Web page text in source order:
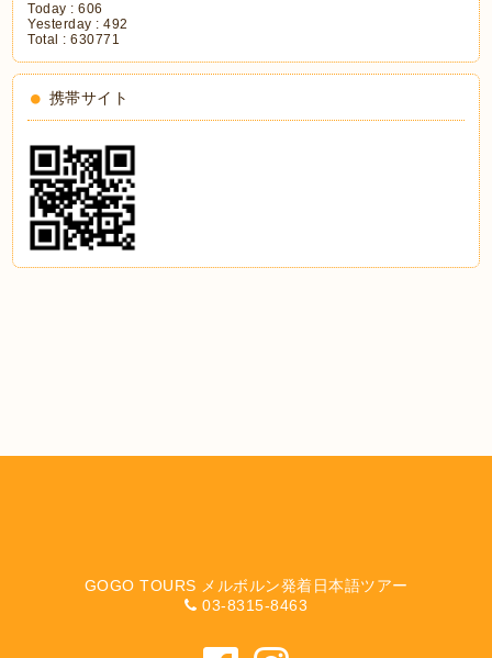
Today :606
Yesterday :492
Total :630771
携帯サイト
GOGO TOURS メルボルン発着日本語ツアー
03-8315-8463